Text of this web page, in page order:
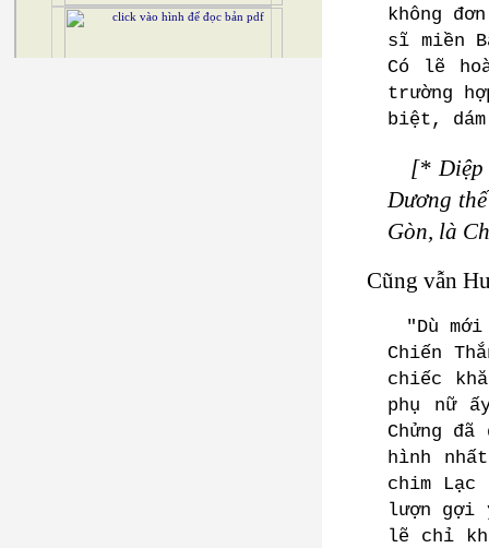
không
sĩ miền
Có lẽ
trường
biệt,
[* Diệp
Dương
Gòn, là
Cũng vẫn
"Dù
Chiến
chiếc
phụ nữ
Chửng
hình
chim
lượn gợi
lẽ chỉ